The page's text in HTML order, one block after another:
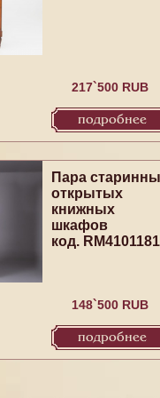
217`500 RUB
подробнее
Пара
открытых
книжных
шкафов
код. RM4101181
148`500 RUB
подробнее